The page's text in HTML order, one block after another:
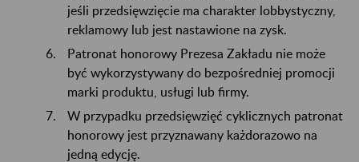
jeśli przedsięwzięcie ma charakter lobbystyczny,
reklamowy lub jest nastawione na zysk.
Patronat honorowy Prezesa Zakładu nie może
być wykorzystywany do bezpośredniej promocji
marki produktu, usługi lub firmy.
W przypadku przedsięwzięć cyklicznych patronat
honorowy jest przyznawany każdorazowo na
jedną edycję.